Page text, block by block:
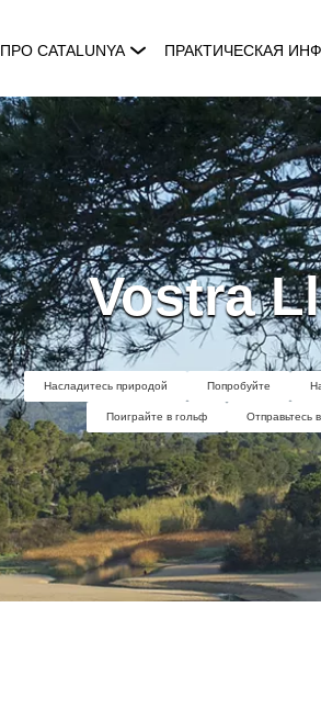
ПРО CATALUNYA ПРАКТИЧЕСКАЯ
Vostra
Насладитесь природой Попробуйте
Поиграйте в гольф Отправьтесь